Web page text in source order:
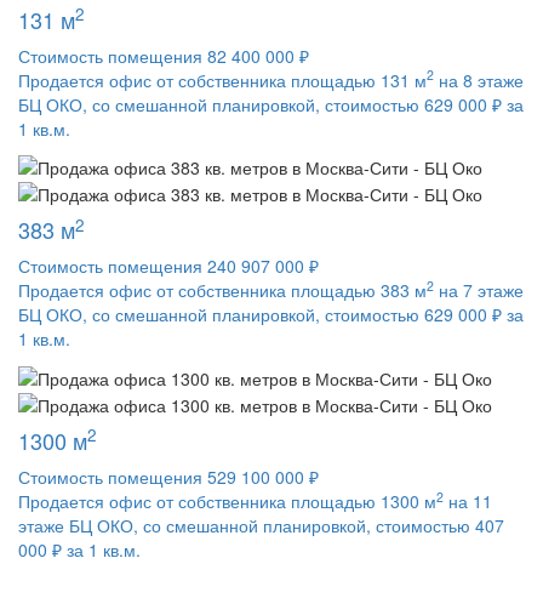
131 м2
Стоимость помещения 82 400 000 ₽
Продается офис от собственника площадью 131 м2 на 8 этаже
БЦ ОКО, со смешанной планировкой, стоимостью 629 000 ₽ за
1 кв.м.
383 м2
Стоимость помещения 240 907 000 ₽
Продается офис от собственника площадью 383 м2 на 7 этаже
БЦ ОКО, со смешанной планировкой, стоимостью 629 000 ₽ за
1 кв.м.
1300 м2
Стоимость помещения 529 100 000 ₽
Продается офис от собственника площадью 1300 м2 на 11
этаже БЦ ОКО, со смешанной планировкой, стоимостью 407
000 ₽ за 1 кв.м.